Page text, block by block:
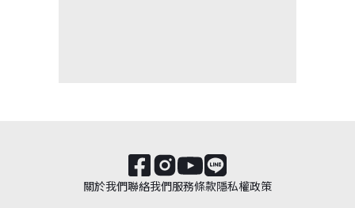
關於我們聯絡我們服務條款隱私權政策